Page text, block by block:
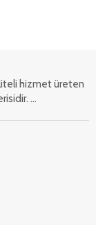
hizmet üreten
...